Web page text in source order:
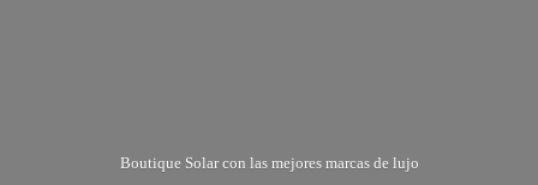
Boutique Solar con las mejores marcas de lujo